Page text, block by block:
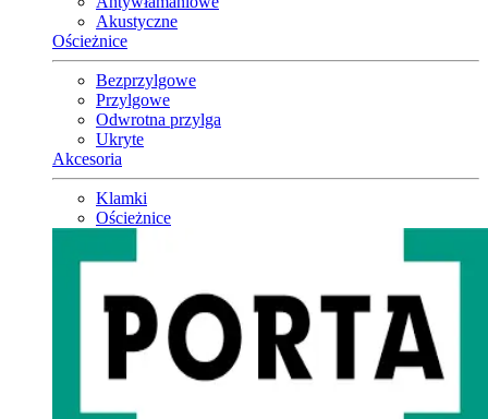
Akustyczne
Ościeżnice
Bezprzylgowe
Przylgowe
Odwrotna przylga
Ukryte
Akcesoria
Klamki
Ościeżnice